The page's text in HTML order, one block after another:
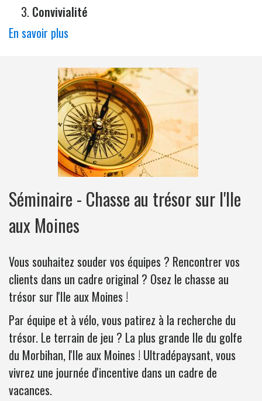
Convivialité
En savoir plus
Séminaire - Chasse au trésor sur l'Ile
aux Moines
Vous souhaitez souder vos équipes ? Rencontrer vos
clients dans un cadre original ? Osez le chasse au
trésor sur l'Ile aux Moines !
Par équipe et à vélo, vous patirez à la recherche du
trésor. Le terrain de jeu ? La plus grande Ile du golfe
du Morbihan, l'Ile aux Moines ! Ultradépaysant, vous
vivrez une journée d'incentive dans un cadre de
vacances.